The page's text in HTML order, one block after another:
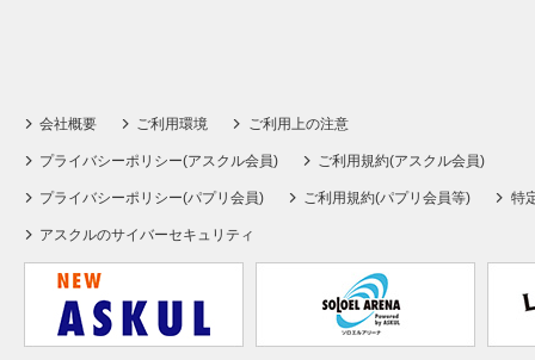
会社概要 ご利用環境 ご利用上の注意
プライバシーポリシー(アスクル会員) ご利用規約(アスクル会員)
プライバシーポリシー(パプリ会員) ご利用規約(パプリ会員等) 特
アスクルのサイバーセキュリティ